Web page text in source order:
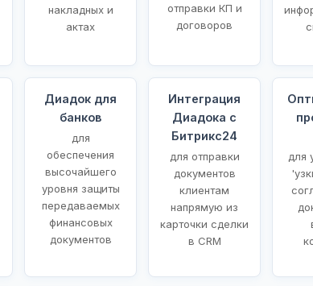
накладных и
актах
отправки КП и
договоров
Диадок для
банков
для
обеспечения
высочайшего
уровня защиты
передаваемых
финансовых
документов
Интеграция
Диадока с
Битрикс24
для отправки
документов
клиентам
напрямую из
карточки сделки
в CRM
для